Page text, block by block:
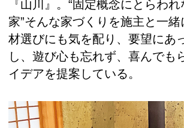
『山川』。“固定概念にとらわれ
家”そんな家づくりを施主と一
材選びにも気を配り、要望にあ
し、遊び心も忘れず、喜んでも
イデアを提案している。